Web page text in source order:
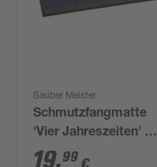
Sauber Meister
Schmutzfangmatte
'Vier Jahreszeiten' 40
x 68 cm
19,99